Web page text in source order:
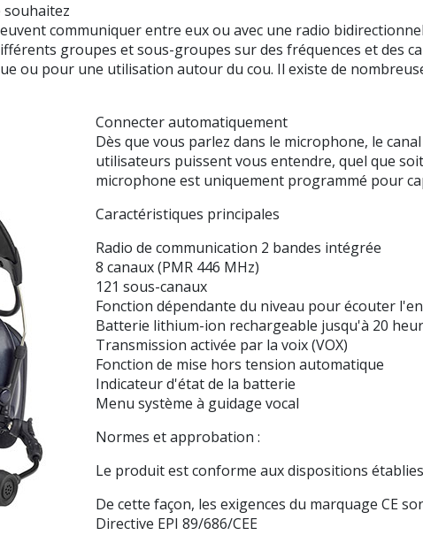
souhaitez
communiquer entre eux ou avec une radio
groupes et sous-groupes sur des fréquences et des
ou pour une utilisation autour du cou. Il existe de
Connecter automatiquement
Dès que vous parlez dans le microphone, le
utilisateurs puissent vous entendre, quel que
microphone est uniquement programmé pour
Caractéristiques principales
Radio de communication 2 bandes intégrée
8 canaux (PMR 446 MHz)
121 sous-canaux
Fonction dépendante du niveau pour écouter
Batterie lithium-ion rechargeable jusqu'à 20
Transmission activée par la voix (VOX)
Fonction de mise hors tension automatique
Indicateur d'état de la batterie
Menu système à guidage vocal
Normes et approbation :
Le produit est conforme aux dispositions
De cette façon, les exigences du marquage CE
Directive EPI 89/686/CEE